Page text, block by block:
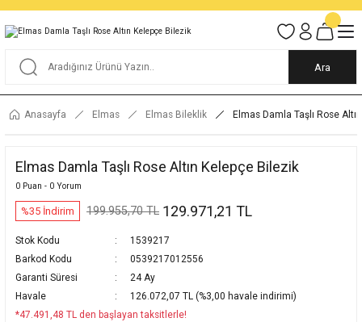
Tüm Alışverişlerde KARGO BEDAVA
Garantili Ve Sigortalı Kargo
Ankara İçi Elden Teslimat İmkanı
24/7 Müşteri Destek Hizmeti
Ara
Anasayfa Elmas Elmas Bileklik Elmas Damla Taşlı Rose
Elmas Damla Taşlı Rose Altın Kelepçe Bilezik
0 Puan - 0 Yorum
%35 İndirim 199.955,70 TL 129.971,21 TL
Stok Kodu
1539217
Barkod Kodu
0539217012556
Garanti Süresi
24 Ay
Havale
126.072,07 TL (%3,00 havale indirimi)
*47.491,48 TL den başlayan taksitlerle!